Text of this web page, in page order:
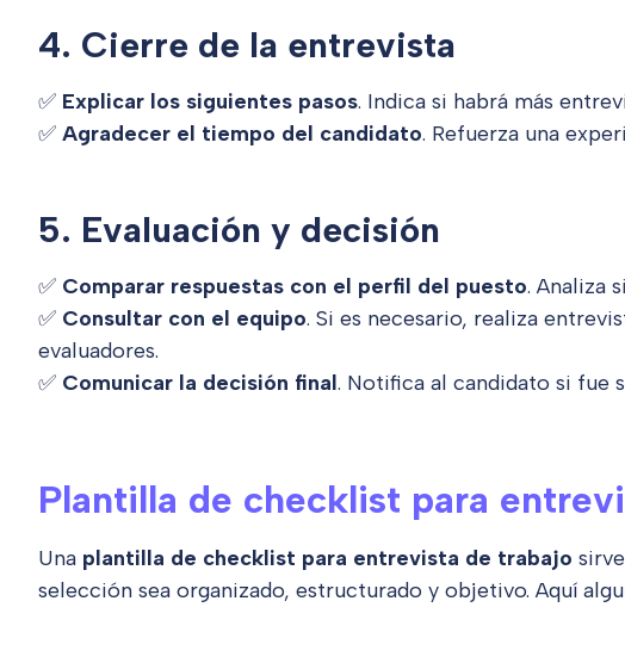
4. Cierre de la entrevista
✅ Explicar los siguientes pasos. Indica si habrá más
✅ Agradecer el tiempo del candidato. Refuerza una
5. Evaluación y decisión
✅ Comparar respuestas con el perfil del puesto. Analiza
✅ Consultar con el equipo. Si es necesario, realiza
evaluadores.
✅ Comunicar la decisión final. Notifica al candidato si fue
Plantilla de checklist para
Una plantilla de checklist para entrevista de trabajo
selección sea organizado, estructurado y objetivo. Aquí